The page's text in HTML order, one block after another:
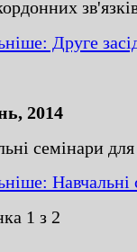
Друге
2014
семінари для
Навчальні
1 з 2